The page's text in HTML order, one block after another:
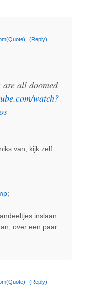
(Quote) (Reply)
all doomed
watch?
van, kijk zelf
;
inslaan
over een paar
(Quote) (Reply)